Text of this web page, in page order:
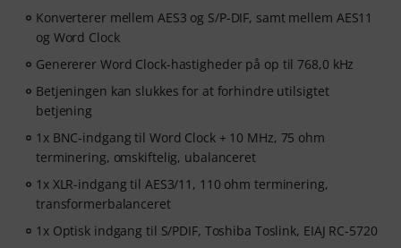
Konverterer mellem AES3 og S/P-DIF, samt mellem AES11
og Word Clock
Genererer Word Clock-hastigheder på op til 768,0 kHz
Betjeningen kan slukkes for at forhindre utilsigtet
betjening
1x BNC-indgang til Word Clock + 10 MHz, 75 ohm
terminering, omskiftelig, ubalanceret
1x XLR-indgang til AES3/11, 110 ohm terminering,
transformerbalanceret
1x Optisk indgang til S/PDIF, Toshiba Toslink, EIAJ RC-5720